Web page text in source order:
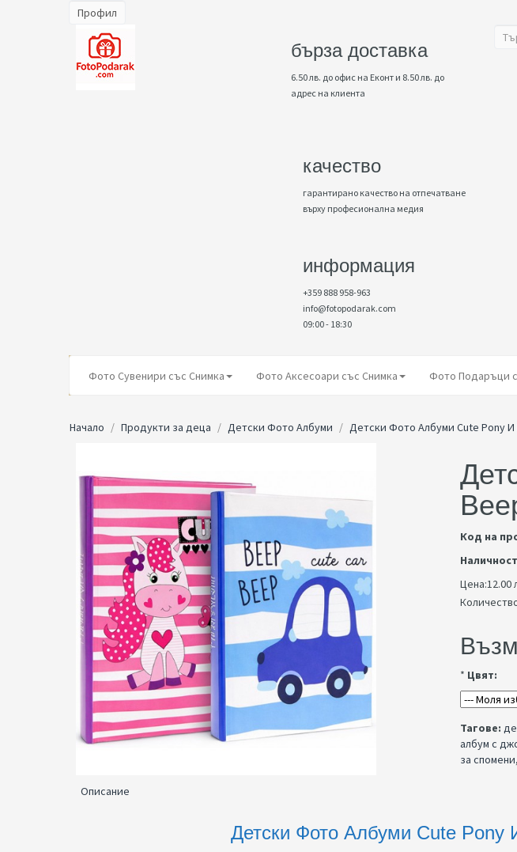
Профил
бърза доставка
6.50 лв. до офис на Еконт и 8.50 лв. до
адрес на клиента
качество
гарантирано качество на отпечатване
върху професионална медия
информация
+359 888 958-963
info@fotopodarak.com
09:00 - 18:30
Фото Сувенири със Снимка Фото Аксесоари със Снимка Фото Подаръци
Начало Продукти за деца Детски Фото Албуми Детски Фото Албуми Cute Pony И
Код на
Цена:12.00
* Цвят:
Тагове:
албум с
за спомени,
Описание
Детски Фото Албуми Cute